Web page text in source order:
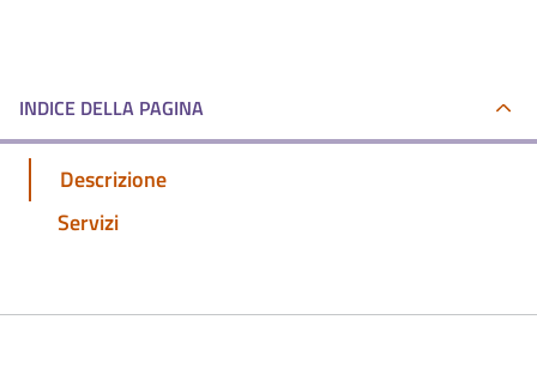
INDICE DELLA PAGINA
Descrizione
Servizi